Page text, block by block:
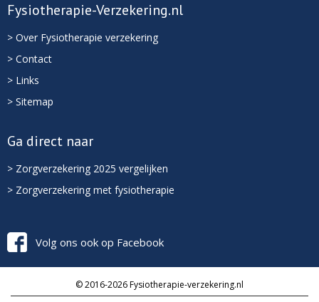
Fysiotherapie-Verzekering.nl
> Over Fysiotherapie verzekering
> Contact
> Links
> Sitemap
Ga direct naar
> Zorgverzekering 2025 vergelijken
> Zorgverzekering met fysiotherapie
Volg ons ook op Facebook
© 2016-2026 Fysiotherapie-verzekering.nl